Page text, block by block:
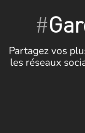
#
Partagez vos
les réseaux